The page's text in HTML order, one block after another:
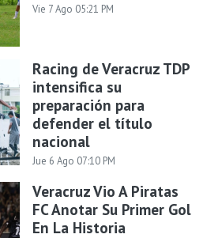
Vie 7 Ago 05:21 PM
Racing de Veracruz TDP
intensifica su
preparación para
defender el título
nacional
Jue 6 Ago 07:10 PM
Veracruz Vio A Piratas
FC Anotar Su Primer Gol
En La Historia